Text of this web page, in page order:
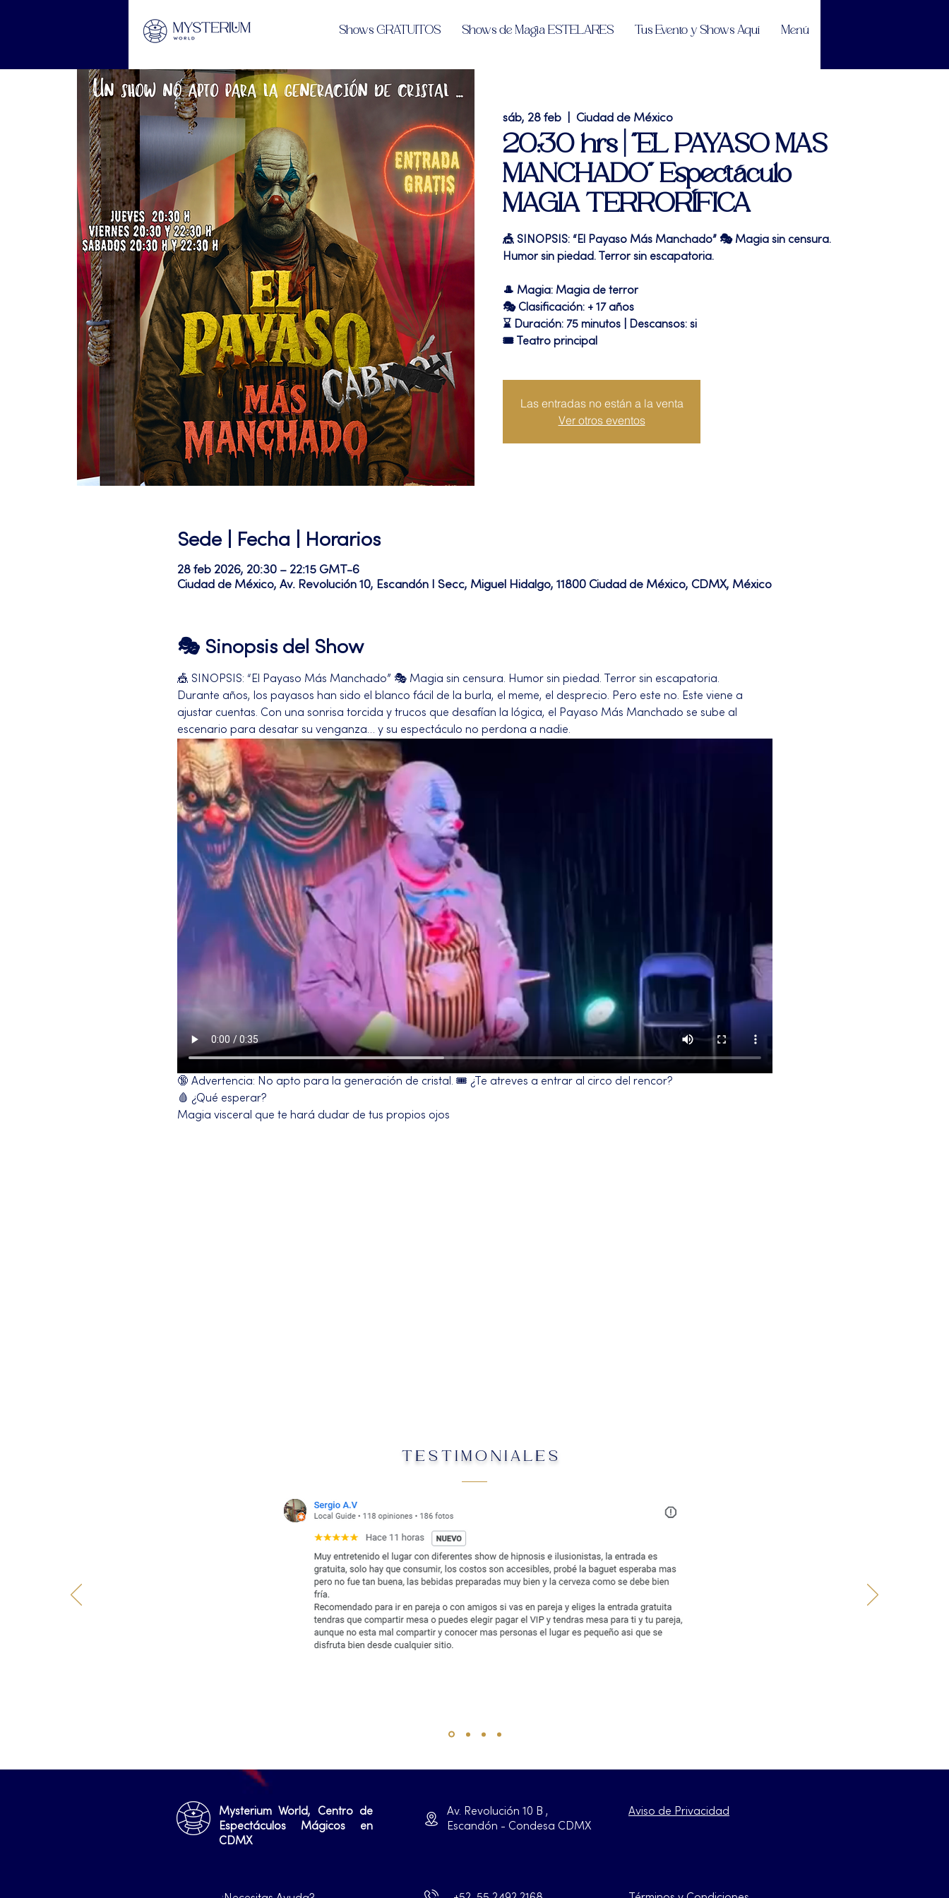
Shows GRATUITOS Shows de Magia ESTELARES Tus Evento y Shows Aquí Menú
sáb, 28 feb Ciudad de México
20:30 hrs | "EL PAYASO MAS
MANCHADO" Espectáculo
MAGIA TERRORÍFICA
🎪 SINOPSIS: “El Payaso Más Manchado” 🎭 Magia sin censura.
Humor sin piedad. Terror sin escapatoria.
🎩 Magia: Magia de terror
🎭 Clasificación: + 17 años
⌛ Duración: 75 minutos | Descansos: si
🎟 Teatro principal
Las entradas no están a la venta
Ver otros eventos
Sede | Fecha | Horarios
28 feb 2026, 20:30 – 22:15 GMT-6
Ciudad de México, Av. Revolución 10, Escandón I Secc, Miguel Hidalgo, 11800 Ciudad de México, CDMX, México
🎭 Sinopsis del Show
🎪 SINOPSIS: “El Payaso Más Manchado” 🎭 Magia sin censura. Humor sin piedad. Terror sin escapatoria.
Durante años, los payasos han sido el blanco fácil de la burla, el meme, el desprecio. Pero este no. Este viene a
ajustar cuentas. Con una sonrisa torcida y trucos que desafían la lógica, el Payaso Más Manchado se sube al
escenario para desatar su venganza… y su espectáculo no perdona a nadie.
🔞 Advertencia: No apto para la generación de cristal. 🎟️ ¿Te atreves a entrar al circo del rencor?
🩸 ¿Qué esperar?
Magia visceral que te hará dudar de tus propios ojos
TESTIMONIALES
Mysterium World, Centro de
Espectáculos Mágicos en
CDMX
Av. Revolución 10 B ,
Escandón - Condesa CDMX
Aviso de Privacidad